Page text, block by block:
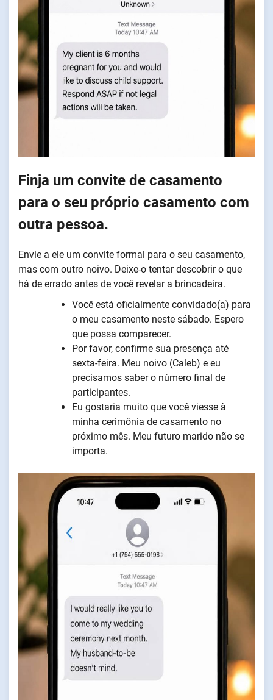
Finja um convite de casamento
para o seu próprio casamento com
outra pessoa.
Envie a ele um convite formal para o seu casamento,
mas com outro noivo. Deixe-o tentar descobrir o que
há de errado antes de você revelar a brincadeira.
Você está oficialmente convidado(a) para
o meu casamento neste sábado. Espero
que possa comparecer.
Por favor, confirme sua presença até
sexta-feira. Meu noivo (Caleb) e eu
precisamos saber o número final de
participantes.
Eu gostaria muito que você viesse à
minha cerimônia de casamento no
próximo mês. Meu futuro marido não se
importa.